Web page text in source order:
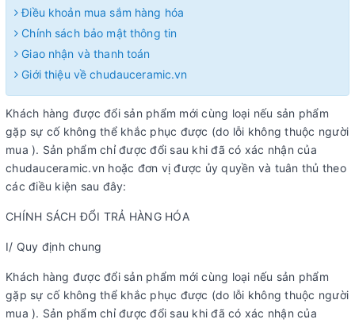
Điều khoản mua sắm hàng hóa
Chính sách bảo mật thông tin
Giao nhận và thanh toán
Giới thiệu về chudauceramic.vn
Khách hàng được đổi sản phẩm mới cùng loại nếu sản phẩm
gặp sự cố không thể khắc phục được (do lỗi không thuộc người
mua ). Sản phẩm chỉ được đổi sau khi đã có xác nhận của
chudauceramic.vn hoặc đơn vị được ủy quyền và tuân thủ theo
các điều kiện sau đây:
CHÍNH SÁCH ĐỔI TRẢ HÀNG HÓA
I/ Quy định chung
Khách hàng được đổi sản phẩm mới cùng loại nếu sản phẩm
gặp sự cố không thể khắc phục được (do lỗi không thuộc người
mua ). Sản phẩm chỉ được đổi sau khi đã có xác nhận của